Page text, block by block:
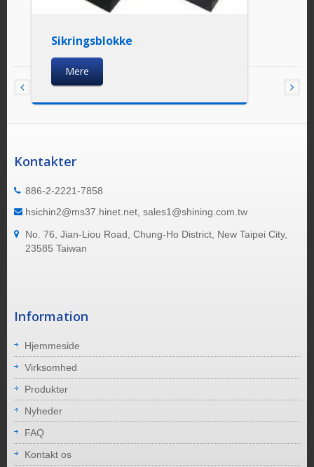
Sikringsblokke
Mere
Kontakter
886-2-2221-7858
hsichin2@ms37.hinet.net, sales1@shining.com.tw
No. 76, Jian-Liou Road, Chung-Ho District, New Taipei City,
23585 Taiwan
Information
Hjemmeside
Virksomhed
Produkter
Nyheder
FAQ
Kontakt os